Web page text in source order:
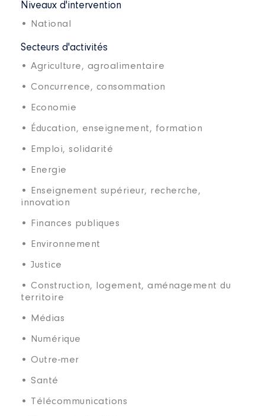
Niveaux d'intervention
• National
Secteurs d'activités
• Agriculture, agroalimentaire
• Concurrence, consommation
• Economie
• Éducation, enseignement, formation
• Emploi, solidarité
• Energie
• Enseignement supérieur, recherche,
innovation
• Finances publiques
• Environnement
• Justice
• Construction, logement, aménagement du
territoire
• Médias
• Numérique
• Outre-mer
• Santé
• Télécommunications